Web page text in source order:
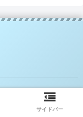
サイドバー